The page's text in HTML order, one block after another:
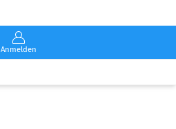
Anmelden